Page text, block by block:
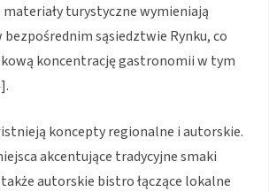
materiały turystyczne wymieniają
bezpośrednim sąsiedztwie Rynku, co
koncentrację gastronomii w tym
koncepty regionalne i autorskie.
akcentujące tradycyjne smaki
autorskie bistro łączące lokalne